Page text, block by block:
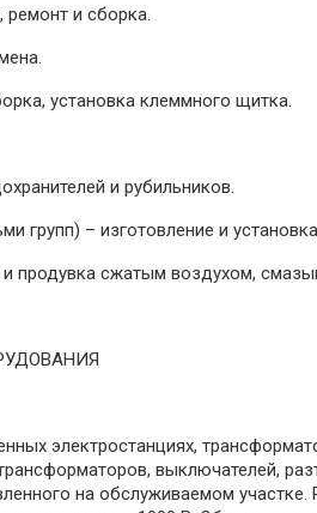
ремонт и сборка.
установка клеммного щитка.
и рубильников.
групп) – изготовление и
и продувка сжатым воздухом,
электростанциях,
выключателей,
на обслуживаемом